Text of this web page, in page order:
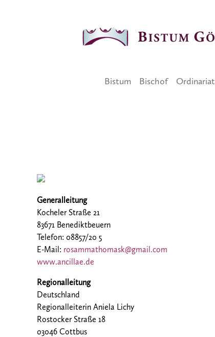
Bistum Bischof Ordinariat
Generalleitung
Kocheler Straße 21
83671 Benediktbeuern
Telefon: 08857/20 5
E-Mail: rosammathomask@gmail.com
www.ancillae.de
Regionalleitung
Deutschland
Regionalleiterin Aniela Lichy
Rostocker Straße 18
03046 Cottbus